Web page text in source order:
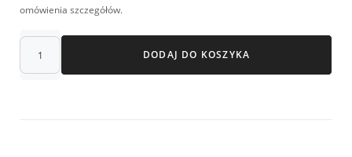
omówienia szczegółów.
DODAJ DO KOSZYKA